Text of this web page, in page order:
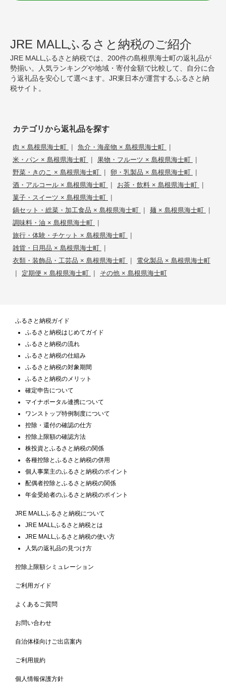
JRE MALLふるさと納税のご紹介
JRE MALLふるさと納税では、200件の島根県海士町の返礼品が
勢揃い。人気ランキングや地域・寄付金額で比較して、自分に合
う返礼品を安心して選べます。JR東日本が運営するふるさと納
税サイト。
カテゴリから返礼品を探す
肉 × 島根県海士町 | 魚介・海産物 × 島根県海士町 |
米・パン × 島根県海士町 | 果物・フルーツ × 島根県海士町 |
野菜・きのこ × 島根県海士町 | 卵・乳製品 × 島根県海士町 |
酒・アルコール × 島根県海士町 | お茶・飲料 × 島根県海士町 |
菓子・スイーツ × 島根県海士町 |
鍋セット・総菜・加工食品 × 島根県海士町 | 麺 × 島根県海士町 |
調味料・油 × 島根県海士町 |
旅行・体験・チケット × 島根県海士町 |
雑貨・日用品 × 島根県海士町 |
衣類・装飾品・工芸品 × 島根県海士町 | 電化製品 × 島根県海士町
| 定期便 × 島根県海士町 | その他 × 島根県海士町
ふるさと納税ガイド
ふるさと納税はじめてガイド
ふるさと納税の流れ
ふるさと納税の仕組み
ふるさと納税の対象期間
ふるさと納税のメリット
確定申告について
マイナポータル連携について
ワンストップ特例制度について
控除・還付の確認の仕方
控除上限額の確認方法
株投資とふるさと納税の関係
各種控除とふるさと納税の併用
個人事業主のふるさと納税のポイント
配偶者控除とふるさと納税の関係
年金受給者のふるさと納税のポイント
JRE MALLふるさと納税について
JRE MALLふるさと納税とは
JRE MALLふるさと納税の使い方
人気の返礼品の見つけ方
控除上限額シミュレーション
ご利用ガイド
よくあるご質問
お問い合わせ
自治体様向けご出店案内
ご利用規約
個人情報保護方針